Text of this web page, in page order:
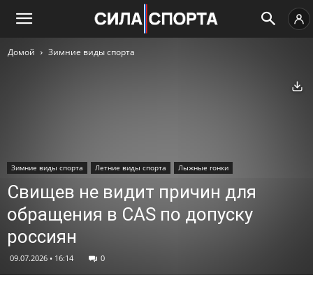
Домой Зимние виды спорта
Зимние виды спорта Летние виды спорта Лыжные гонки
Свищев не видит причин для
обращения в CAS по допуску
россиян
09.07.2026 • 16:14 0